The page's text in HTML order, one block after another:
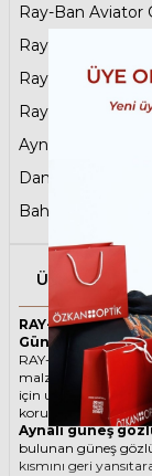
Ray-Ban Aviator
Ray-Ban Kadın
Ray-Ban Metal
Ray-Ban
Aynalı Güneş
Damla Güneş
Baharın Favorileri
Ürün
RAY-BAN Aviator
Güneş Gözlüğü
RAY-BAN ikonik
malzemesi ile göz
için uygun olan bu
korunmanızı
Aynalı güneş
bulunan güneş
kısmını geri